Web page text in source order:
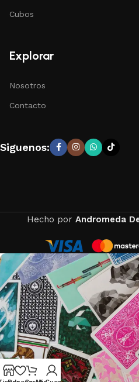
Cubos
Explorar
Nosotros
Contacto
Siguenos:
Hecho por Andromeda